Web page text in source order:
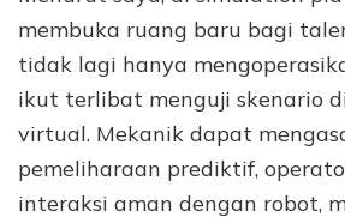
membuka ruang baru bagi
tidak lagi hanya
ikut terlibat menguji skenario
virtual. Mekanik dapat
pemeliharaan prediktif,
interaksi aman dengan robot,